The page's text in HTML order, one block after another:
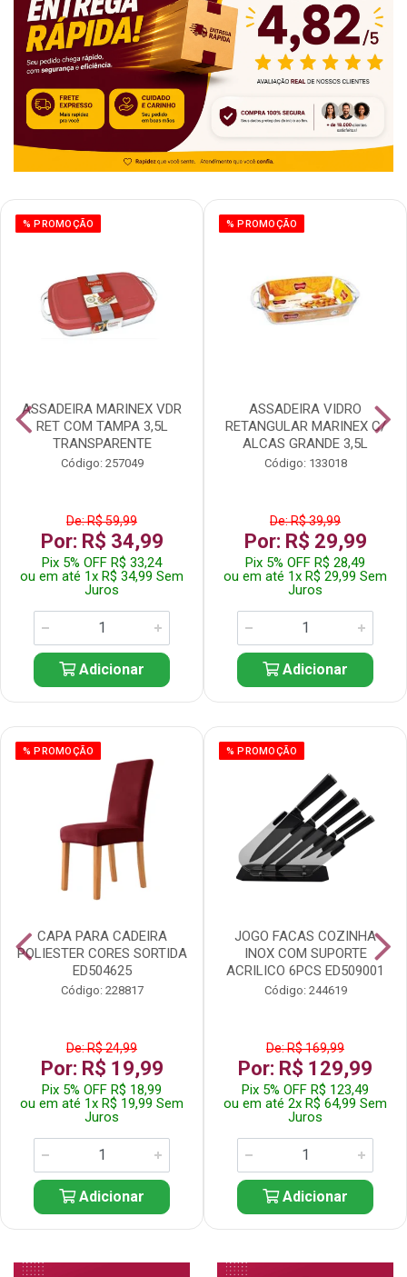
% PROMOÇÃO
ASSADEIRA MARINEX VDR
RET COM TAMPA 3,5L
TRANSPARENTE
Código: 257049
De: R$ 59,99
Por: R$ 34,99
Pix 5% OFF R$ 33,24
ou em até 1x R$ 34,99 Sem
Juros
Adicionar
% PROMOÇÃO
ASSADEIRA VIDRO
RETANGULAR MARINEX C/
ALCAS GRANDE 3,5L
Código: 133018
De: R$ 39,99
Por: R$ 29,99
Pix 5% OFF R$ 28,49
ou em até 1x R$ 29,99 Sem
Juros
Adicionar
% PROMOÇÃO
CAPA PARA CADEIRA
POLIESTER CORES SORTIDA
ED504625
Código: 228817
De: R$ 24,99
Por: R$ 19,99
Pix 5% OFF R$ 18,99
ou em até 1x R$ 19,99 Sem
Juros
Adicionar
% PROMOÇÃO
JOGO FACAS COZINHA
INOX COM SUPORTE
ACRILICO 6PCS ED509001
Código: 244619
De: R$ 169,99
Por: R$ 129,99
Pix 5% OFF R$ 123,49
ou em até 2x R$ 64,99 Sem
Juros
Adicionar